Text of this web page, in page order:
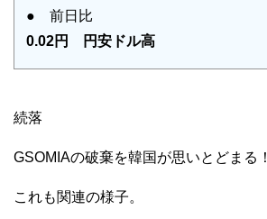
● 前日比
0.02円 円安ドル高
続落
GSOMIAの破棄を韓国が思いとどまる！
これも関連の様子。